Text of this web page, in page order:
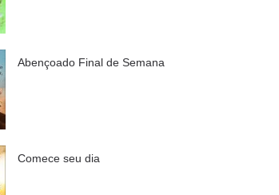
Abençoado Final de Semana
Comece seu dia